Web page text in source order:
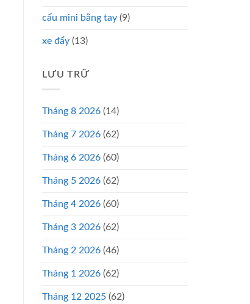
cẩu mini bằng tay (9)
xe đẩy (13)
LƯU TRỮ
Tháng 8 2026 (14)
Tháng 7 2026 (62)
Tháng 6 2026 (60)
Tháng 5 2026 (62)
Tháng 4 2026 (60)
Tháng 3 2026 (62)
Tháng 2 2026 (46)
Tháng 1 2026 (62)
Tháng 12 2025 (62)